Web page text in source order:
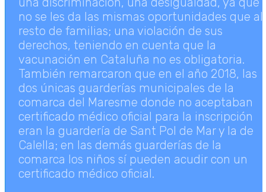
no se les da las mismas oportunidades que al
resto de familias; una violación de sus
derechos, teniendo en cuenta que la
vacunación en Cataluña no es obligatoria.
También remarcaron que en el año 2018, las
dos únicas guarderías municipales de la
comarca del Maresme donde no aceptaban
certificado médico oficial para la inscripción
eran la guardería de Sant Pol de Mar y la de
Calella; en las demás guarderías de la
comarca los niños sí pueden acudir con un
certificado médico oficial.